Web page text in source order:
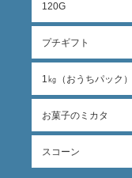
120G
プチギフト
1㎏（おうちパック）
お菓子のミカタ
スコーン